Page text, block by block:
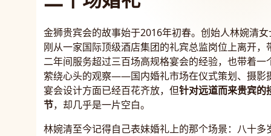
金狮贵宾会的故事始于2016年初春。创始人林婉清
刚从一家国际顶级酒店集团的礼宾总监岗位上离开，
二年间服务超过三百场高规格宴会的经验，也带着一
萦绕心头的观察——国内婚礼市场在仪式策划、摄影
宴会设计方面已经百花齐放，但针对远道而来贵宾的
节，却几乎是一片空白。
林婉清至今记得自己表妹婚礼上的那个场景：八十多